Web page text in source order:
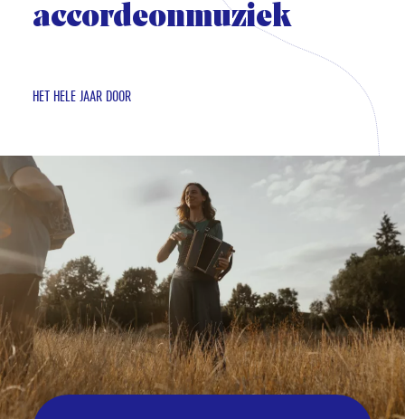
accordeonmuziek
HET HELE JAAR DOOR